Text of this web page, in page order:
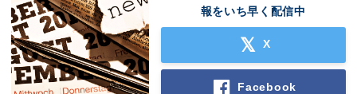
報をいち早く配信中
X
Facebook